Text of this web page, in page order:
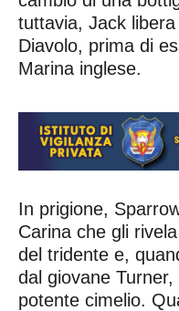
tuttavia, Jack
Diavolo, prima di
Marina inglese.
In prigione,
Carina che gli
del tridente e,
dal giovane
potente cimelio.